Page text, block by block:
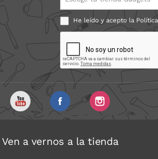
He leído y acepto la
Ven a vernos a la tienda